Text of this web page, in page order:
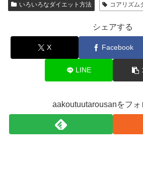
いろいろなダイエット方法 コアリズム
シェアする
X Facebook
LINE
aakoutuutarousanをフォ